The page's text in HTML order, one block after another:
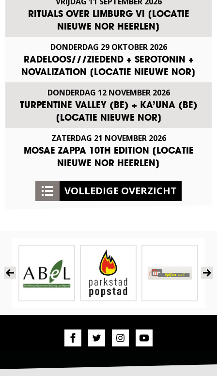
RITUALS OVER LIMBURG VI [LOCATIE
NIEUWE NOR HEERLEN]
DONDERDAG 29 OKTOBER 2026
RADELOOS///ZIEDEND + SEROTONIN +
NOVALIZATION [LOCATIE NIEUWE NOR]
DONDERDAG 12 NOVEMBER 2026
TURPENTINE VALLEY (BE) + KA’UNA (BE)
[LOCATIE NIEUWE NOR]
ZATERDAG 21 NOVEMBER 2026
MOSAE ZAPPA 10TH EDITION [LOCATIE
NIEUWE NOR HEERLEN]
VOLLEDIGE OVERZICHT